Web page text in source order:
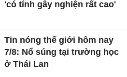
'có tính gây nghiện rất cao'
Tin nóng thế giới hôm nay
7/8: Nổ súng tại trường học
ở Thái Lan